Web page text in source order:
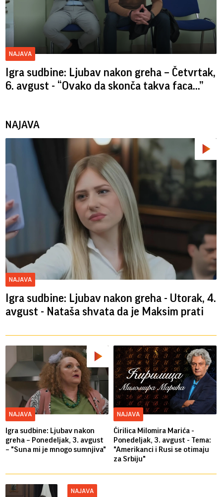
NAJAVA
Igra sudbine: Ljubav nakon greha – Četvrtak,
6. avgust - “Ovako da skonča takva faca…”
NAJAVA
NAJAVA
Igra sudbine: Ljubav nakon greha - Utorak, 4.
avgust - Nataša shvata da je Maksim prati
NAJAVA
Igra sudbine: Ljubav nakon
greha – Ponedeljak, 3. avgust
– "Suna mi je mnogo sumnjiva"
NAJAVA
Ćirilica Milomira Marića -
Ponedeljak, 3. avgust - Tema:
"Amerikanci i Rusi se otimaju
za Srbiju"
NAJAVA